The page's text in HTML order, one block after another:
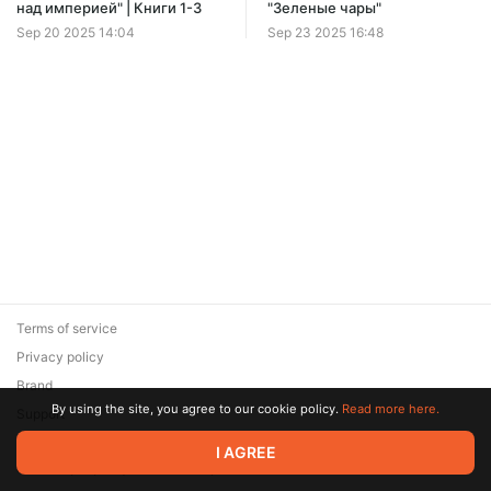
Offer ends 08 August.
над империей" | Книги 1-3
Sep 20 2025 14:04
"Зеленые чары"
Sep 23 2025 16:48
© 2026 Zaya Solutions Limited. All rights reserved. All trademarks
are the property of their respective owners.
Terms of service
Privacy policy
Brand
SupportBy using the site, you agree to our cookie policy. Read more here.
I AGREE